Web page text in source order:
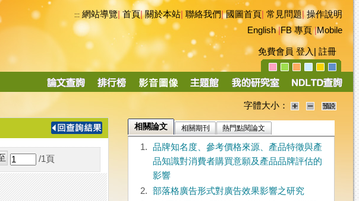
::: 網站導覽|首頁|關於本站 聯絡我們|國圖首頁 常見問題|操作說明
English|FB 專頁|Mobile
免費會員 登入 註冊
導
字體大小：
/1 頁
相關論文 相關期刊 熱門點閱論文
1.
品牌知名度、參考價格來源、產品特徵與產
品知識對消費者購買意願及產品品牌評估的
影響
2.
部落格廣告形式對廣告效果影響之研究